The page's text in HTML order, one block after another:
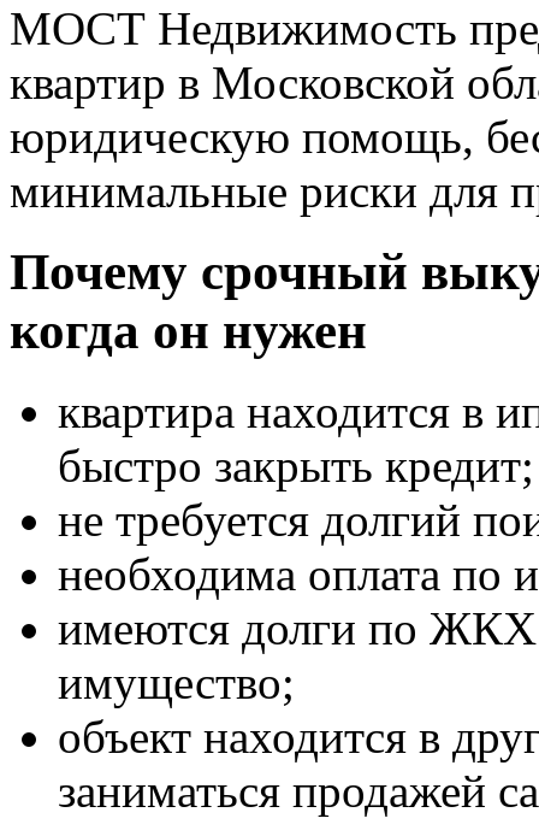
МОСТ Недвижимость
квартир в Московской
юридическую помощь,
минимальные риски для
Почему срочный
когда он нужен
квартира находится в
быстро закрыть кредит;
не требуется долгий
необходима оплата по
имеются долги по ЖКХ
имущество;
объект находится в
заниматься продажей